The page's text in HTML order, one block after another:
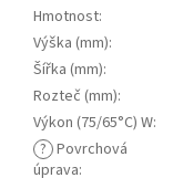
Hmotnost:
Výška (mm):
Šířka (mm):
Rozteč (mm):
Výkon (75/65°C) W:
? Povrchová
úprava: